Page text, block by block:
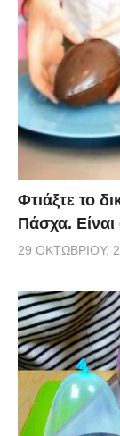
Φτιάξτε το
Πάσχα. Είναι
29 ΟΚΤΩΒΡΊΟΥ,